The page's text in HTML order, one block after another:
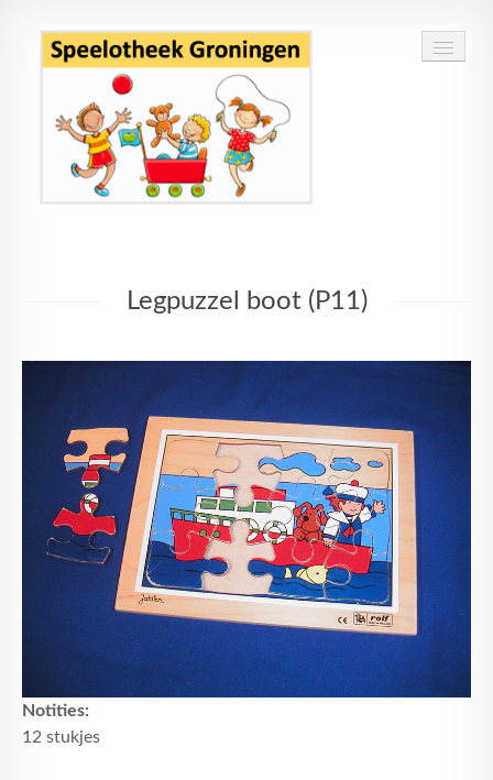
Openingstijden
Contact
Legpuzzel boot (P11)
Notities:
12 stukjes